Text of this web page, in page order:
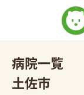
病院一覧
土佐市